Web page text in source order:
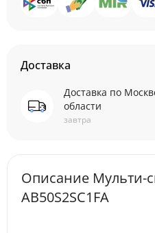
Доставка
Доставка по
области
завтра
Описание Мульти-
AB50S2SC1FA